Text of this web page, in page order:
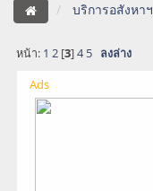
บริการอสังหาฯ
หน้า: 1 2[3]4 5 ลงล่าง
Ads